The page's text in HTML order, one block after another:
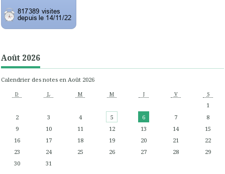
Août 2026
Calendrier des notes en Août 2026
D L M M J V S
1
2
3 4 5 6 7
8
9
10 11 12 13 14
15
16
17 18 19 20 21
22
23
24 25 26 27 28
29
30
31